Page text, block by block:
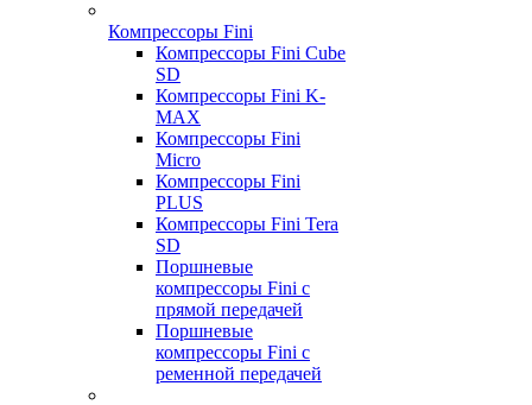
Компрессоры Fini
Компрессоры Fini Cube
SD
Компрессоры Fini K-
MAX
Компрессоры Fini
Micro
Компрессоры Fini
PLUS
Компрессоры Fini Tera
SD
Поршневые
компрессоры Fini с
прямой передачей
Поршневые
компрессоры Fini с
ременной передачей